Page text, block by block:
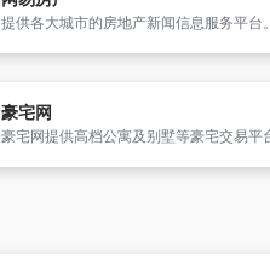
提供各大城市的房地产新闻信息服务平台。
豪宅网